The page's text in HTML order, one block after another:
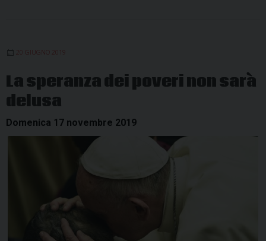
20 GIUGNO 2019
La speranza dei poveri non sarà
delusa
Domenica 17 novembre 2019